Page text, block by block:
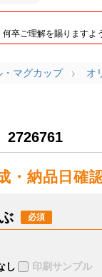
卒ご理解を賜りますよ
マグカップ オ
2726761
・納品日確
し 印刷サンプル